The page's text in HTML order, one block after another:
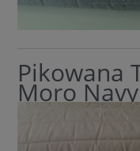
Pikowana
Moro Navy